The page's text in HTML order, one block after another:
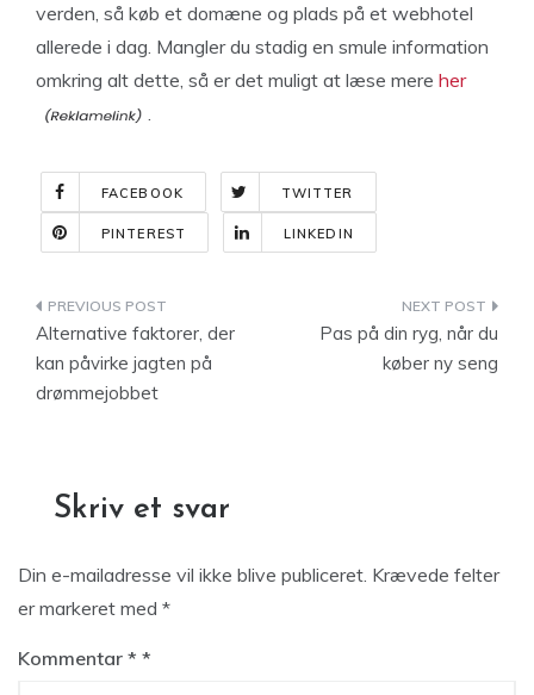
verden, så køb et domæne og plads på et webhotel
allerede i dag. Mangler du stadig en smule information
omkring alt dette, så er det muligt at læse mere her
.
FACEBOOK TWITTER
PINTEREST LINKEDIN
Indlægsnavigation
Alternative faktorer, der
kan påvirke jagten på
drømmejobbet
Pas på din ryg, når du
køber ny seng
Skriv et svar
Din e-mailadresse vil ikke blive publiceret. Krævede felter
er markeret med *
Kommentar *